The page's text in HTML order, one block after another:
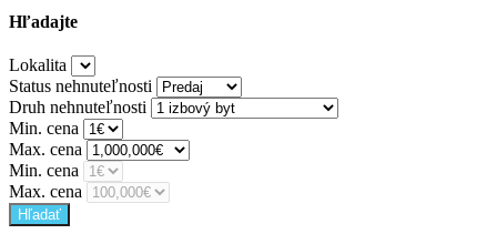
Hľadajte
Lokalita
Status nehnuteľnosti
Druh nehnuteľnosti
Min. cena
Max. cena
Min. cena
Max. cena